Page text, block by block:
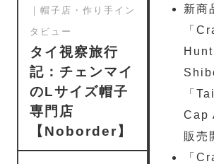
｜帽子店・作り手イン
タビュー
タイ視察旅行
記：チェンマイ
のLサイズ帽子
専門店
【Noborder】
新商
「
「
Cap
販売
「